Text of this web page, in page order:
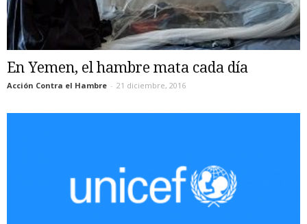
En Yemen, el hambre mata cada día
Acción Contra el Hambre - 21 diciembre, 2016